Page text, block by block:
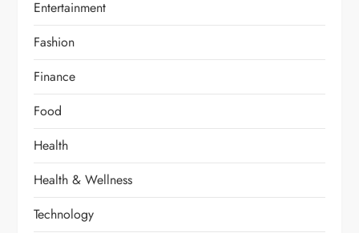
Entertainment
Fashion
Finance
Food
Health
Health & Wellness
Technology